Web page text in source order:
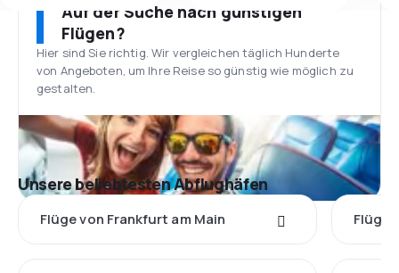
Auf der Suche nach günstigen
Flügen?
Hier sind Sie richtig. Wir vergleichen täglich Hunderte
von Angeboten, um Ihre Reise so günstig wie möglich zu
gestalten.
Unsere beliebtesten Abflughäfen
Flüge von Frankfurt am Main Flüge